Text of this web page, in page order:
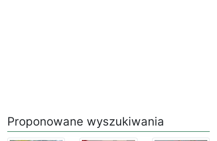
Proponowane wyszukiwania